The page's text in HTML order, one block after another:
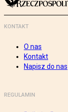
KONTAKT
O nas
Kontakt
Napisz do nas
REGULAMIN